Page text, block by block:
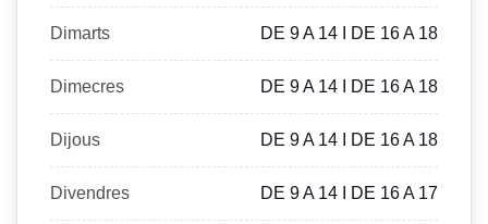
Dimarts DE 9 A 14 I DE 16 A 18
Dimecres DE 9 A 14 I DE 16 A 18
Dijous DE 9 A 14 I DE 16 A 18
Divendres DE 9 A 14 I DE 16 A 17